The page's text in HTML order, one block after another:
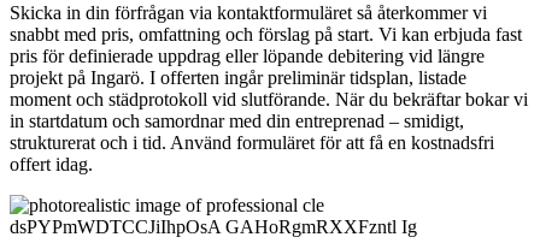
Skicka in din förfrågan via kontaktformuläret så återkommer vi
snabbt med pris, omfattning och förslag på start. Vi kan erbjuda fast
pris för definierade uppdrag eller löpande debitering vid längre
projekt på Ingarö. I offerten ingår preliminär tidsplan, listade
moment och städprotokoll vid slutförande. När du bekräftar bokar vi
in startdatum och samordnar med din entreprenad – smidigt,
strukturerat och i tid. Använd formuläret för att få en kostnadsfri
offert idag.